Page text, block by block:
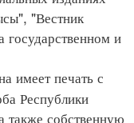
"Вестник
государственном и
имеет печать с
Республики
также собственную